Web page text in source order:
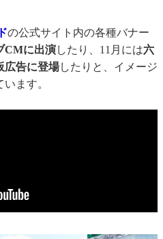
の公式サイト内の各種バナー
CMに出演したり、11月には六
広告に登場したりと、イメージ
ます。